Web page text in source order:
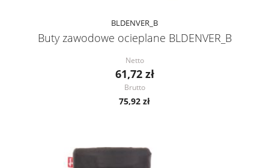
BLDENVER_B
Buty zawodowe ocieplane BLDENVER_B
Netto
61,72 zł
Brutto
75,92 zł